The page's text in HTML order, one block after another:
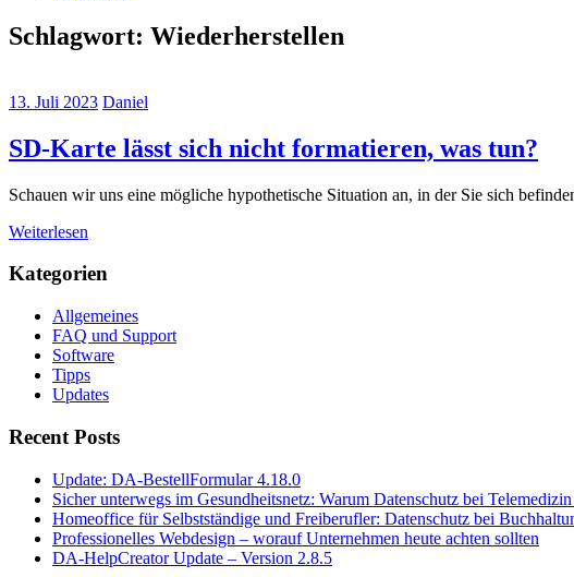
Schlagwort: Wiederherstellen
13. Juli 2023 Daniel
SD-Karte lässt sich nicht formatieren, was tun?
Schauen wir uns eine mögliche hypothetische Situation an, in der Sie sich
Weiterlesen
Kategorien
Allgemeines
FAQ und Support
Software
Tipps
Updates
Recent Posts
Update: DA-BestellFormular 4.18.0
Sicher unterwegs im Gesundheitsnetz: Warum Datenschutz bei
Homeoffice für Selbstständige und Freiberufler: Datenschutz bei
Professionelles Webdesign – worauf Unternehmen heute achten sollten
DA-HelpCreator Update – Version 2.8.5